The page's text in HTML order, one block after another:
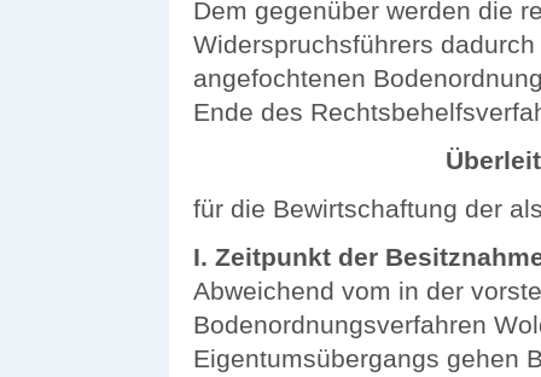
Dem gegenüber werden die
Widerspruchsführers
angefochtenen
Ende des
für die Bewirtschaftung der
I. Zeitpunkt der
Abweichend vom in der
Bodenordnungsverfahren
Eigentumsübergangs gehen